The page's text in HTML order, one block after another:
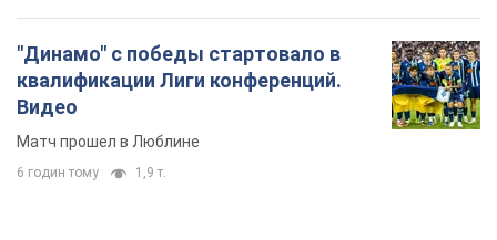
"Динамо" с победы стартовало в
квалификации Лиги конференций.
Видео
Матч прошел в Люблине
6 годин тому 1,9 т.